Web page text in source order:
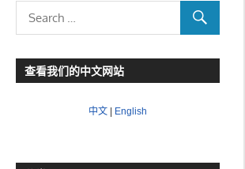
查看我们的中文网站
中文| English